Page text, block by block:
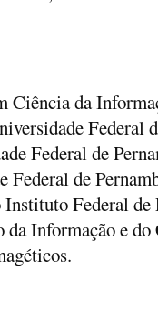
Ciência da
Federal
Federal de
Federal de
Federal de
da Informação e